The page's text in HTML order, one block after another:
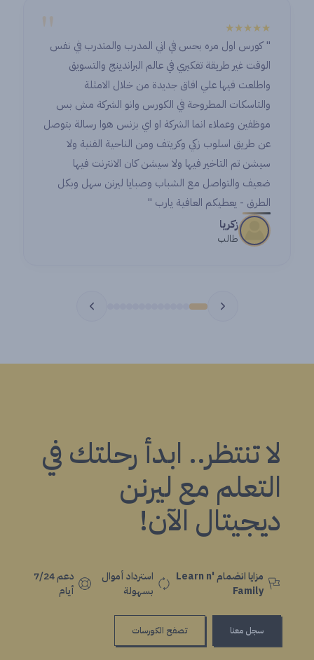
"
★★★★★
" كورس اول مره بحس في اني المدرب والمتدرب في نفس
الوقت غير طريقة تفكيري في عالم البراندينج والتسويق
واطلعت فيها علي افاق جديدة من خلال الامثلة
والتاسكات المطروحة في الكورس وانو الشركة مش بس
موظفين وعملاء انما الشركة او اي بزنس هوا رسالة بتوصل
عن طريق اسلوب زكي وكريتف ومن الناحية الفنية ولا
سيشن تم التاخير فيها ولا سيشن كان الانترنت فيها
ضعيف والتواصل مع الشباب وصبايا ليرنن سهل وبكل
الطرق - يعطيكم العافية يارب "
زكريا
طالب
لا تنتظر.. ابدأ رحلتك في
التعلم مع ليرنن
ديجيتال الآن!
مزايا انضمام Learn n'
Family
استرداد أموال
بسهولة
دعم 7/24
أيام
سجل معنا تصفح الكورسات